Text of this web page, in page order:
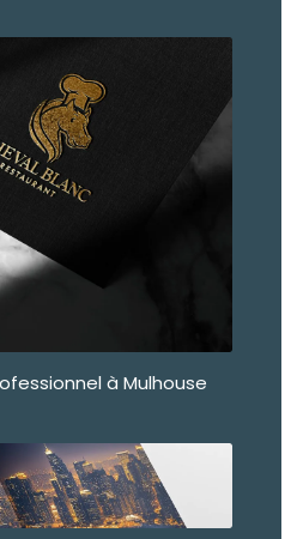
à Mulhouse